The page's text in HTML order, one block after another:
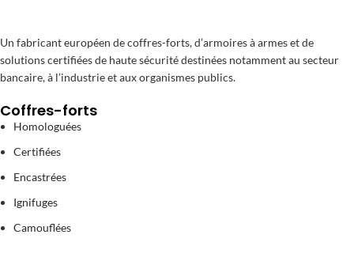
Un fabricant européen de coffres-forts, d’armoires à armes et de
solutions certifiées de haute sécurité destinées notamment au secteur
bancaire, à l’industrie et aux organismes publics.
Coffres-forts
Homologuées
Certifiées
Encastrées
Ignifuges
Camouflées